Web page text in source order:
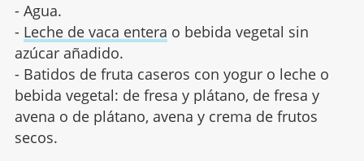
- Agua.
- Leche de vaca entera o bebida vegetal sin
azúcar añadido.
- Batidos de fruta caseros con yogur o leche o
bebida vegetal: de fresa y plátano, de fresa y
avena o de plátano, avena y crema de frutos
secos.